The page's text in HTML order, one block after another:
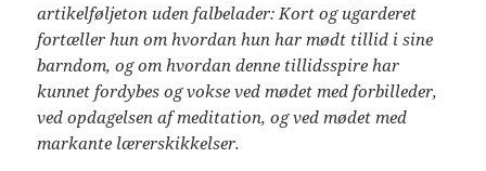
artikelføljeton uden falbelader: Kort og ugarderet
fortæller hun om hvordan hun har mødt tillid i sine
barndom, og om hvordan denne tillidsspire har
kunnet fordybes og vokse ved mødet med forbilleder,
ved opdagelsen af meditation, og ved mødet med
markante lærerskikkelser.